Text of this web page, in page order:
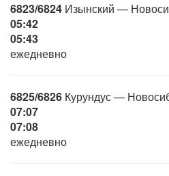
6823/6824 Изынский —
05:42
05:43
ежедневно
6825/6826 Курундус —
07:07
07:08
ежедневно